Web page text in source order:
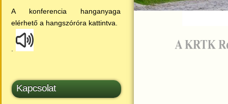
A konferencia hanganyaga
elérhető a hangszóróra kattintva.
.
Kapcsolat